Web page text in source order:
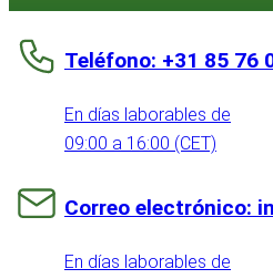
Teléfono: +31 85 76
En días laborables de
09:00 a 16:00 (CET)
Correo electrónico:
En días laborables de